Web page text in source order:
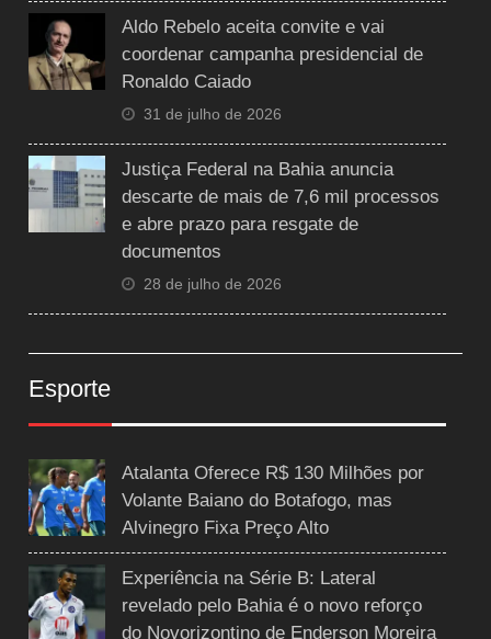
Aldo Rebelo aceita convite e vai
coordenar campanha presidencial de
Ronaldo Caiado
31 de julho de 2026
Justiça Federal na Bahia anuncia
descarte de mais de 7,6 mil processos
e abre prazo para resgate de
documentos
28 de julho de 2026
Esporte
Atalanta Oferece R$ 130 Milhões por
Volante Baiano do Botafogo, mas
Alvinegro Fixa Preço Alto
Experiência na Série B: Lateral
revelado pelo Bahia é o novo reforço
do Novorizontino de Enderson Moreira